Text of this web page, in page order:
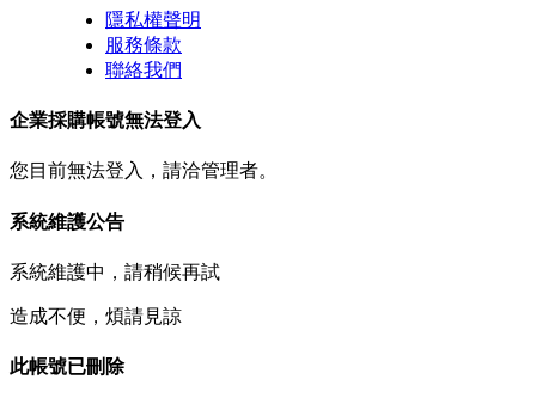
隱私權聲明
服務條款
聯絡我們
企業採購帳號無法登入
您目前無法登入，請洽管理者。
系統維護公告
系統維護中，請稍候再試
造成不便，煩請見諒
此帳號已刪除